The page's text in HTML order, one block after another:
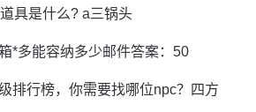
具是什么? a三锅头
*多能容纳多少邮件答案：50
排行榜，你需要找哪位npc？四方